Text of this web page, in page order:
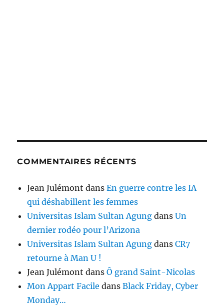
COMMENTAIRES RÉCENTS
Jean Julémont dansEn guerre contre les IA
qui déshabillent les femmes
Universitas Islam Sultan Agung dansUn
dernier rodéo pour l’Arizona
Universitas Islam Sultan Agung dansCR7
retourne à Man U !
Jean Julémont dansÔ grand Saint-Nicolas
Mon Appart Facile dansBlack Friday, Cyber
Monday…